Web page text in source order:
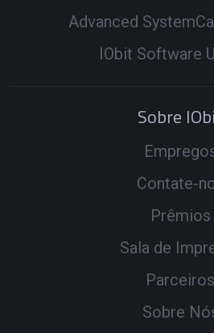
Advanced
IObit Software
Sobre
Contate-
Prêmios
Sala de
Parceiros
Sobre